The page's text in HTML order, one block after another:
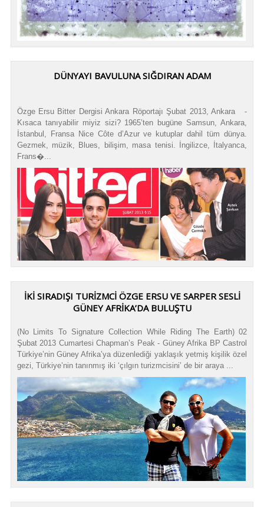
DÜNYAYI BAVULUNA SIĞDIRAN ADAM
Özge Ersu Bitter Dergisi Ankara Röportajı Şubat 2013, Ankara -
Kısaca tanıyabilir miyiz sizi? 1965’ten bugüne Samsun, Ankara,
İstanbul, Fransa Nice Côte d’Azur ve kutuplar dahil tüm dünya.
Gezmek, müzik, Blues, bilişim, masa tenisi. İngilizce, İtalyanca,
Frans�...
İKI SIRADIŞI TURIZMCI ÖZGE ERSU VE SARPER SESLI
GÜNEY AFRIKA’DA BULUŞTU
(No Limits To Signature Collection While Riding The Earth) 02
Şubat 2013 Cumartesi Chapman’s Peak - Güney Afrika BP Castrol
Türkiye’nin Güney Afrika’ya düzenlediği yaklaşık yetmiş kişilik özel
gezi, Türkiye’nin tanınmış iki ‘çılgın turizmcisini’ de bir araya ...